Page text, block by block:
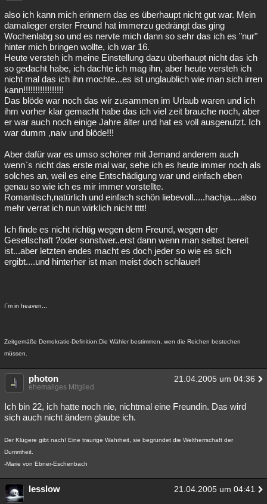
also ich kann mich erinnern das es überhaupt nicht gut war. Mein
damalieger erster Freund hat immerzu gedrängt das ging
Wochenlabg so und es nervte mich dann so sehr das ich es "nur"
hinter mich bringen wollte, ich war 16.
Heute versteh ich meine Einstellung dazu überhaupt nicht das ich
so gedacht habe, ich dachte ich mag ihn, aber heute versteh ich
nicht mal das ich ihn mochte...es ist unglaublich wie man sich irren
kann!!!!!!!!!!!!!!!!!
Das blöde war noch das wir zusammen im Urlaub waren und ich
ihm vorher klar gemacht habe das ich viel zeit brauche noch, aber
er war auch noch einige Jahre älter und hat es voll ausgenutzt. Ich
war dumm ,naiv und blöde!!!
Aber dafür war es umso schöner mit Jemand anderem auch
wenn`s nicht das erste mal war, sehe ich es heute immer noch als
solches an, weil es eine Entschädigung war und einfach eben
genau so wie ich es mir immer vorstellte.
Romantisch,natürlich und einfach schön liebevoll.....hachja....also
mehr verrat ich nun wirklich nicht tttt!
Ich finde es nicht richtig wegen dem Freund, wegen der
Gesellschaft ?oder sonstwer..erst dann wenn man selbst bereit
ist...aber letzten endes macht es doch jeder so wie es sich
ergibt....und hinterher ist man meist doch schlauer!
I`m in heaven...
Zeitgemäße Demokratie-Definition:Die Wähler bestimmen, wen die Reichen bestechen
müssen.
photon 21.04.2005 um 04:36
ehemaliges Mitglied
Ich bin 22, ich hatte noch nie, nichtmal eine Freundin. Das wird
sich auch nicht ändern glaube ich.
Der Klügere gibt nach! Eine traurige Wahrheit, sie begründet die Weltherrschaft der
Dummheit.
-Marie von Ebner-Eschenbach
lesslow 21.04.2005 um 04:41